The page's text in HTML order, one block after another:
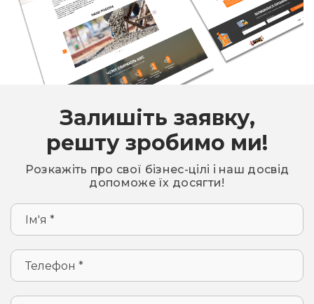
Залишіть заявку,
решту зробимо ми!
Розкажіть про свої бізнес-цілі і наш досвід
допоможе їх досягти!